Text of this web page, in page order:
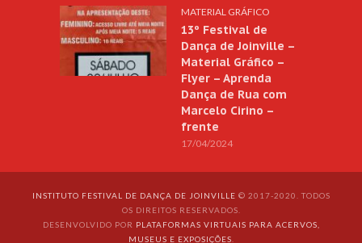
MATERIAL GRÁFICO
13º Festival de
Dança de Joinville –
Material Gráfico –
Flyer – Aprenda
Dança de Rua com
Marcelo Cirino –
frente
17/04/2024
INSTITUTO FESTIVAL DE DANÇA DE JOINVILLE © 2017-2020. TODOS
OS DIREITOS RESERVADOS.
DESENVOLVIDO POR PLATAFORMAS VIRTUAIS PARA ACERVOS,
MUSEUS E EXPOSIÇÕES